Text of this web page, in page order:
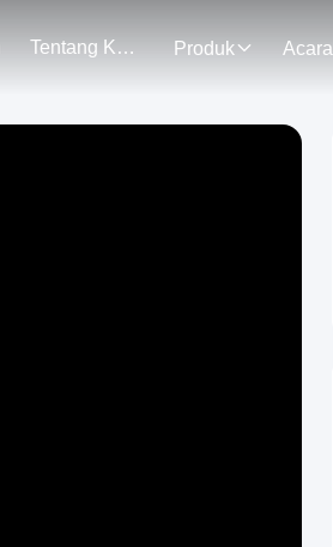
Tentang Kami Produk Acara